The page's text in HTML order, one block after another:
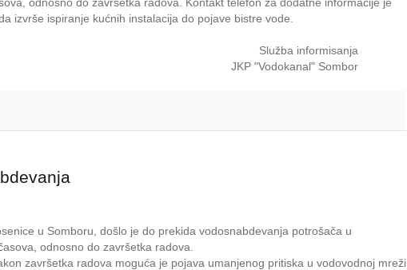
izvrše ispiranje kućnih instalacija do pojave bistre vode.
Služba informisanja
JKP "Vodokanal" Sombor
u Somboru, došlo je do prekida vodosnabdevanja potrošača u
odnosno do završetka radova.
završetka radova moguća je pojava umanjenog pritiska u vodovodnoj mreži